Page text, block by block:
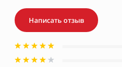
Написать отзыв